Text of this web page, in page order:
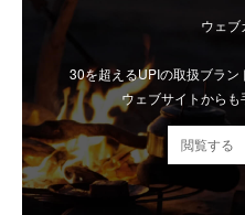
ウェブ
30を超えるUPIの取扱ブラン
ウェブサイトからも
閲覧する